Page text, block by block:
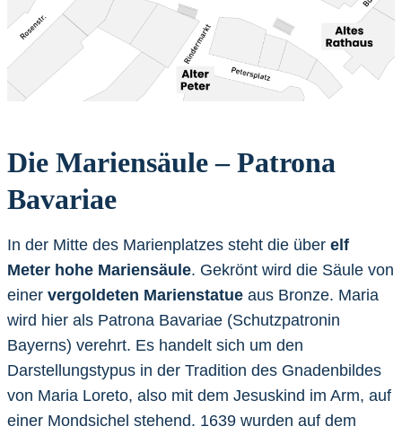
Die Mariensäule – Patrona
Bavariae
In der Mitte des Marienplatzes steht die über elf
Meter hohe Mariensäule. Gekrönt wird die Säule von
einer vergoldeten Marienstatue aus Bronze. Maria
wird hier als Patrona Bavariae (Schutzpatronin
Bayerns) verehrt. Es handelt sich um den
Darstellungstypus in der Tradition des Gnadenbildes
von Maria Loreto, also mit dem Jesuskind im Arm, auf
einer Mondsichel stehend. 1639 wurden auf dem